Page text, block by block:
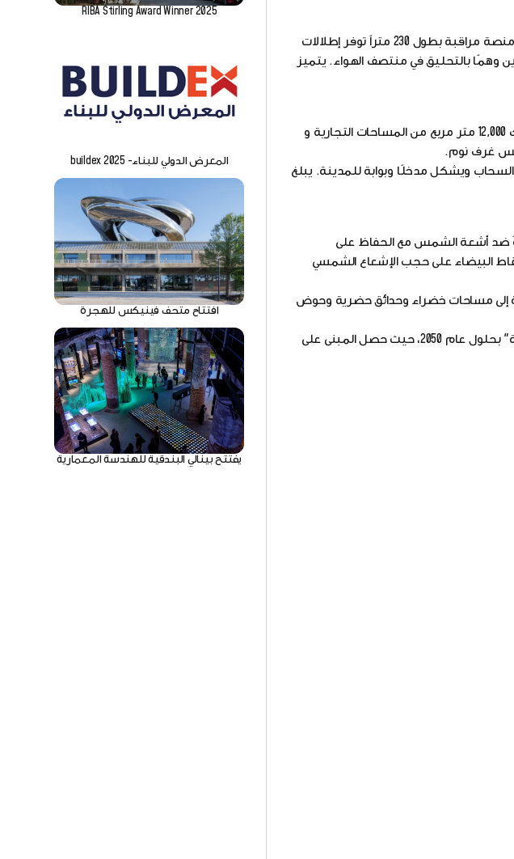
تُعرف نقطة الاتصال المعلقة بين البرجين بـ "The Link". يقع الجسر على ارتفاع 100 متر فوق الأرض، ويضم منصة مراقبة بطول 230 متراً توفر إطلالات
المشاهدين وهمًا بالتحليق في منتصف الهواء. يتميز
تخصص مجمل مساحة المبنى البالغة 530,000 متر مربع لمجموعة متنوعة من الاستخدامات، بما في ذلك 12,000 متر مربع من المساحات التجارية و
ويشكل مدخلًا وبوابة للمدينة. يبلغ
ضد أشعة الشمس مع الحفاظ على
البيضاء على حجب الإشعاع الشمسي
إلى مساحات خضراء وحدائق حضرية وحوض
ويتماشى هذا المشروع ككل مع التزام دولة الإمارات العربية المتحدة بتحقيق هدف "صفر انبعاثات صافية" بحلول عام 2050، حيث حصل المبنى على
RIBA Stirling Award Winner 2025
المعرض الدولي للبناء- buildex 2025
افتتاح متحف فينيكس للهجرة
يفتتح بينالي البندقية للهندسة المعمارية